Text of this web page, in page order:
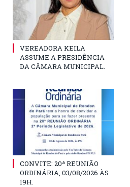
VEREADORA KEILA
ASSUME A PRESIDÊNCIA
DA CÂMARA MUNICIPAL.
CONVITE: 20ª REUNIÃO
ORDINÁRIA, 03/08/2026 ÀS
19H.